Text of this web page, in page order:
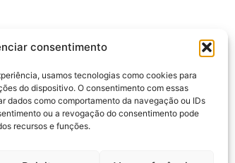
consentimento
usamos tecnologias como cookies para
do dispositivo. O consentimento com essas
dados como comportamento da navegação ou IDs
ou a revogação do consentimento pode
recursos e funções.